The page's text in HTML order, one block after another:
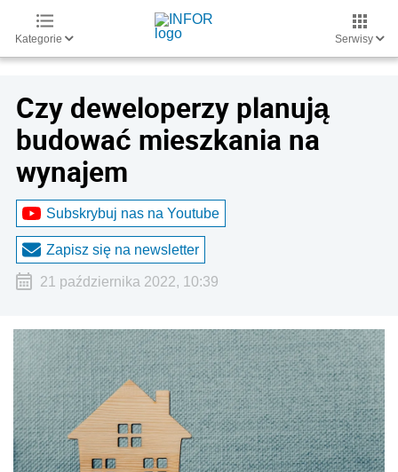
Kategorie Serwisy
Czy deweloperzy planują
budować mieszkania na
wynajem
Subskrybuj nas na Youtube
Zapisz się na newsletter
21 października 2022, 10:39